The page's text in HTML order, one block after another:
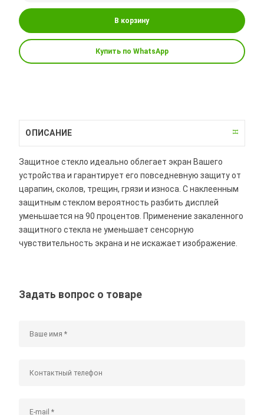
В корзину
Купить по WhatsApp
ОПИСАНИЕ
Защитное стекло идеально облегает экран Вашего
устройства и гарантирует его повседневную защиту от
царапин, сколов, трещин, грязи и износа. С наклеенным
защитным стеклом вероятность разбить дисплей
уменьшается на 90 процентов. Применение закаленного
защитного стекла не уменьшает сенсорную
чувствительность экрана и не искажает изображение.
Задать вопрос о товаре